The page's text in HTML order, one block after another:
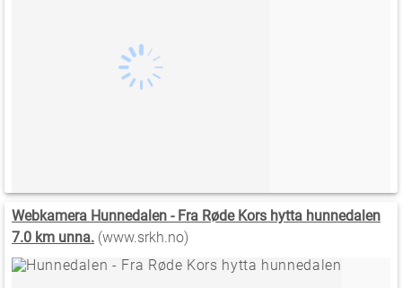
Webkamera Hunnedalen - Fra Røde Kors hytta hunnedalen
7.0 km unna. (www.srkh.no)